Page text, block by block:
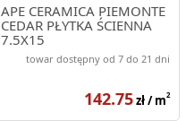
APE CERAMICA PIEMONTE
CEDAR PŁYTKA ŚCIENNA
7.5X15
towar dostępny od 7 do 21 dni
142.75zł / m2